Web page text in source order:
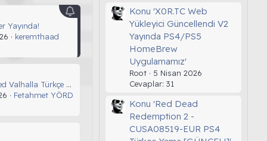
2026 Root fkenan79
Yayında!
keremthaad
Assassins Creed Valhalla Türkçe Yama Ekleme Şansınız Varmı?
Fetahmet YÖRDEM
Konu 'X0R.TC Web
Yükleyici Güncellendi V2
Yayında PS4/PS5
HomeBrew
Uygulamamız'
Root
5 Nisan 2026
Cevaplar: 31
Konu 'Red Dead
Redemption 2 -
CUSA08519-EUR PS4